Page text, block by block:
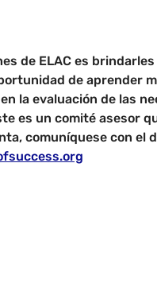
de ELAC es
de aprender
la evaluación de las
es un comité asesor
comuníquese con el